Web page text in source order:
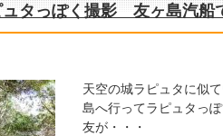
タっぽく撮影 友ヶ島汽船
天空の城ラピュタに似
島へ行ってラピュタっ
友が・・・